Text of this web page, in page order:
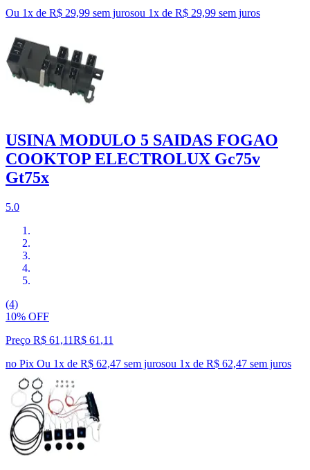
Ou 1x de R$ 29,99 sem jurosou 1x de R$ 29,99 sem juros
USINA MODULO 5 SAIDAS FOGAO
COOKTOP ELECTROLUX Gc75v
Gt75x
5.0
(4)
10% OFF
Preço R$ 61,11R$ 61 ,11
no Pix Ou 1x de R$ 62,47 sem jurosou 1x de R$ 62,47 sem juros